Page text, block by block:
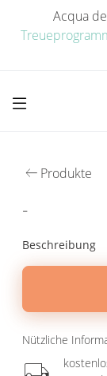
Acqua
arrow_left_alt Produkte
-
Beschreibung
Nützliche